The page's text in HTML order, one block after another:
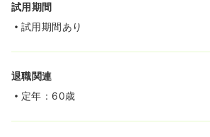
試用期間
試用期間あり
退職関連
定年：60歳